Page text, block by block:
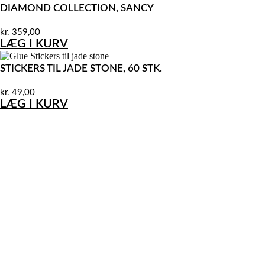
DIAMOND COLLECTION, SANCY
kr. 359,00
LÆG I KURV
STICKERS TIL JADE STONE, 60 STK.
kr. 49,00
LÆG I KURV